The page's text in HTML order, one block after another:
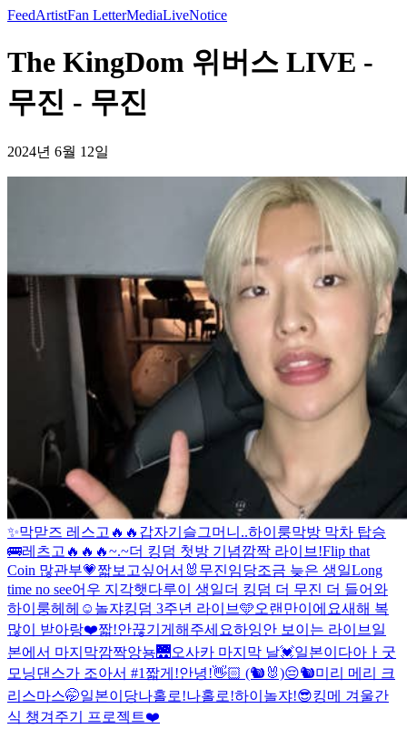
FeedArtistFan LetterMediaLiveNotice
The KingDom 위버스 LIVE -
무진 - 무진
2024년 6월 12일
✨막맏즈 레스고🔥🔥 갑자기 슬그머니..하이룽막방 막차 탑승
🚌레츠고🔥🔥🔥~.~더 킹덤 첫방 기념깜짝 라이브!Flip that
Coin 많관부💗짧보고싶어서🐰 무진임당조금 늦은 생일Long
time no see어우 지각햇다루이 생일더 킹덤 더 무진 더 들어와
하이룽헤헤☺️ 놀쟈킹덤 3주년 라이브🩵오랜만이에요새해 복
많이 받아랑❤️짧!안끊기게해주세요하잉안 보이는 라이브 일
본에서 마지막깜짝앙뇽🌉오사카 마지막 날💓일본이다아ㅏ 굿
모닝댄스가 조아서 #1 짧게!안녕!👋🏻 (🐿️🐰)😔🐿️미리 메리 크
리스마스🤭일본이당나홀로!나홀로!하이 놀쟈!😎킹메 겨울간
식 챙겨주기 프로젝트❤️